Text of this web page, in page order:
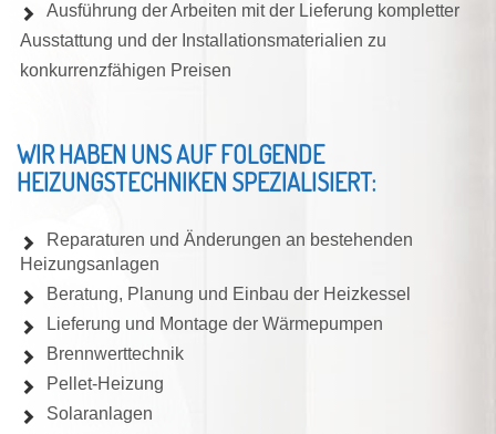
Ausführung der Arbeiten mit der Lieferung kompletter
Ausstattung und der Installationsmaterialien zu
konkurrenzfähigen Preisen
WIR HABEN UNS AUF FOLGENDE
HEIZUNGSTECHNIKEN SPEZIALISIERT:
Reparaturen und Änderungen an bestehenden
Heizungsanlagen
Beratung, Planung und Einbau der Heizkessel
Lieferung und Montage der Wärmepumpen
Brennwerttechnik
Pellet-Heizung
Solaranlagen